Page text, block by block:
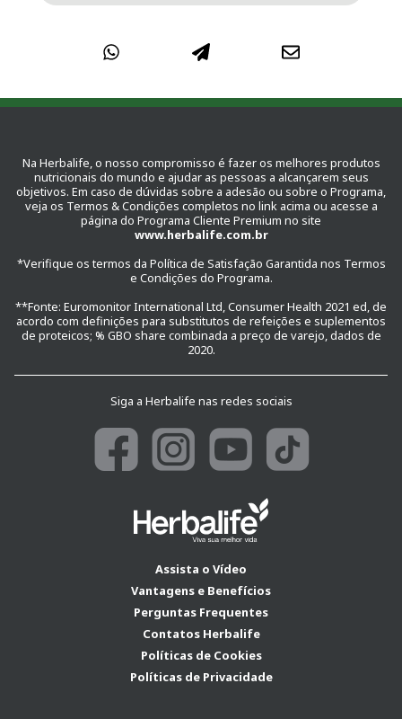
Assista o Vídeo
Vantagens e Benefícios
Perguntas Frequentes
Contatos Herbalife
Políticas de Cookies
Políticas de Privacidade
Na Herbalife, o nosso compromisso é fazer os melhores produtos
nutricionais do mundo e ajudar as pessoas a alcançarem seus
objetivos. Em caso de dúvidas sobre a adesão ou sobre o Programa,
veja os Termos & Condições completos no link acima ou acesse a
página do Programa Cliente Premium no site
www.herbalife.com.br
*Verifique os termos da Política de Satisfação Garantida nos Termos
e Condições do Programa.
**Fonte: Euromonitor International Ltd, Consumer Health 2021 ed, de
acordo com definições para substitutos de refeições e suplementos
de proteicos; % GBO share combinada a preço de varejo, dados de
2020.
Siga a Herbalife nas redes sociais